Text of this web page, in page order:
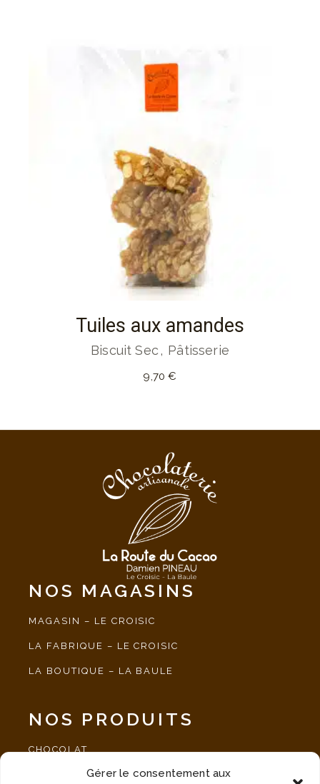
Gérer le consentement aux
Tuiles aux amandes
Biscuit Sec Pâtisserie
9,70€
NOS MAGASINS
MAGASIN – LE CROISIC
LA FABRIQUE – LE CROISIC
LA BOUTIQUE – LA BAULE
NOS PRODUITS
CHOCOLAT
SPÉCIALITÉ